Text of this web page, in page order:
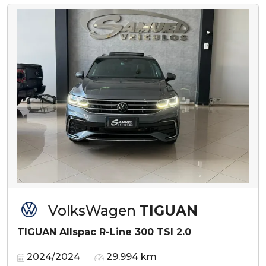
VolksWagen TIGUAN
TIGUAN Allspac R-Line 300 TSI 2.0
2024/2024 29.994 km